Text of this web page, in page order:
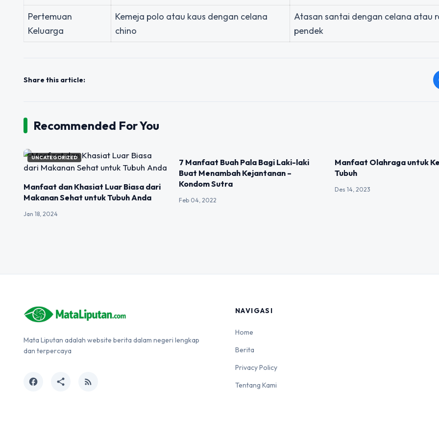
Pertemuan
Keluarga
Kemeja polo atau kaus dengan celana
chino
Atasan santai dengan celana atau
pendek
Share this article:
Recommended For You
UNCATEGORIZED
Manfaat dan Khasiat Luar Biasa dari
Makanan Sehat untuk Tubuh Anda
Jan 18, 2024
7 Manfaat Buah Pala Bagi Laki-laki
Buat Menambah Kejantanan –
Kondom Sutra
Feb 04, 2022
Manfaat Olahraga untuk
Tubuh
Des 14, 2023
Mata Liputan adalah website berita dalam negeri lengkap
dan terpercaya
facebook share rss_feed
NAVIGASI
Home
Berita
Privacy Policy
Tentang Kami